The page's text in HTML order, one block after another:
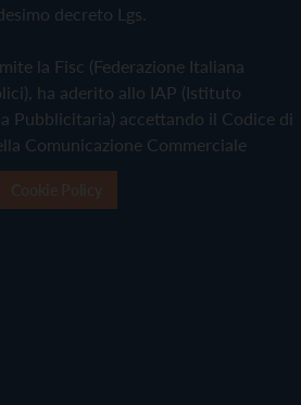
decreto Lgs.
la Fisc (Federazione Italiana
ha aderito allo IAP (Istituto
Pubblicitaria) accettando il Codice di
Comunicazione Commerciale